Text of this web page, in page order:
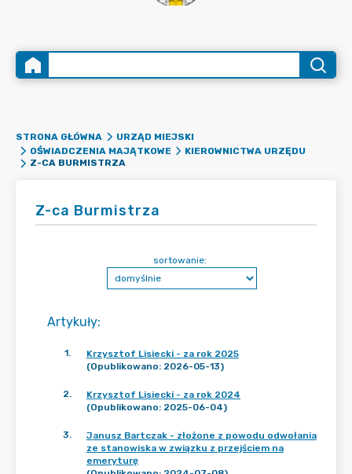
STRONA GŁÓWNA
URZĄD MIEJSKI
OŚWIADCZENIA MAJĄTKOWE
KIEROWNICTWA URZĘDU
Z-CA BURMISTRZA
Z-ca Burmistrza
Artykuły:
sortowanie:
1.
Krzysztof Lisiecki - za rok 2025
(Opublikowano: 2026-05-13)
2.
Krzysztof Lisiecki - za rok 2024
(Opublikowano: 2025-06-04)
3.
Janusz Bartczak - złożone z powodu odwołania
ze stanowiska w związku z przejściem na
emeryturę